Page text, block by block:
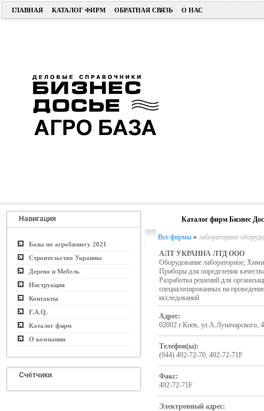
ГЛАВНАЯ КАТАЛОГ ФИРМ ОБРАТНАЯ СВЯЗЬ О НАС
Навигация
Базы по агробизнесу 2021
Строительство Украины
Дерево и Мебель
Инструкция
Контакты
F.A.Q.
Каталог фирм
О компании
Счётчики
Каталог фирм Бизнес
Все фирмы » лабораторное
АЛТ УКРАИНА ЛТД ООО
Оборудование лабораторное;
Приборы для определения
Разработка решений для
специализированных на
исследований
Адрес:
02002 г.Киев, ул.А.Луначарского,
Телефон(ы):
(044) 492-72-70, 492-72-71F
Факс:
492-72-71F
Электронный адрес: